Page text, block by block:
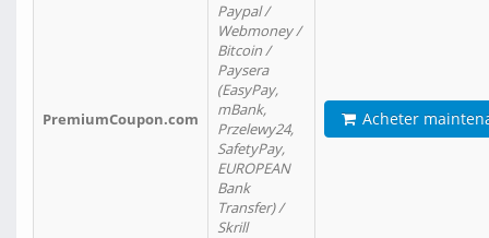
PremiumCoupon.com
Paypal /
Webmoney /
Bitcoin /
Paysera
(EasyPay,
mBank,
Przelewy24,
SafetyPay,
EUROPEAN
Bank
Transfer) /
Skrill
Acheter